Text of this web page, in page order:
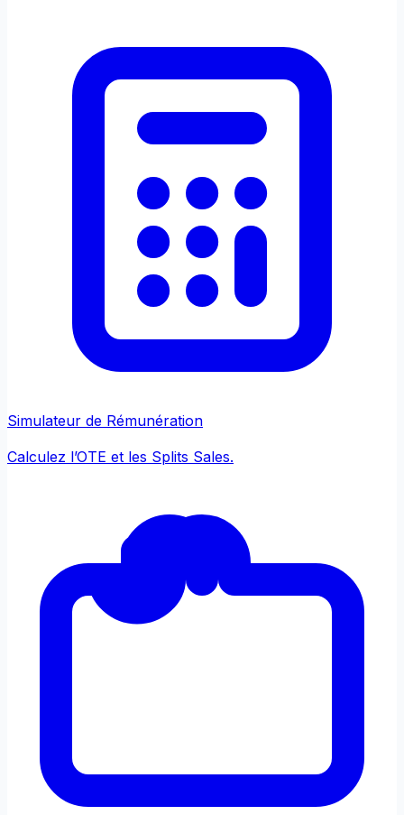
Simulateur de Rémunération
Calculez l’OTE et les Splits Sales.